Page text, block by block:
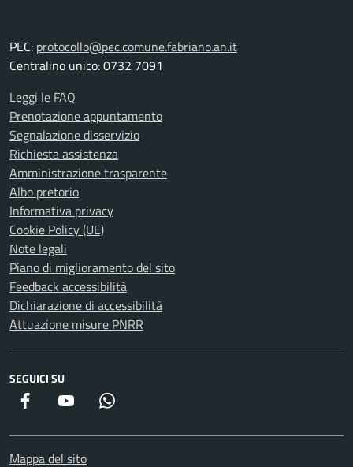
PEC: protocollo@pec.comune.fabriano.an.it
Centralino unico: 0732 7091
Leggi le FAQ
Prenotazione appuntamento
Segnalazione disservizio
Richiesta assistenza
Amministrazione trasparente
Albo pretorio
Informativa privacy
Cookie Policy (UE)
Note legali
Piano di miglioramento del sito
Feedback accessibilità
Dichiarazione di accessibilità
Attuazione misure PNRR
SEGUICI SU
Facebook YouTube
Mappa del sito